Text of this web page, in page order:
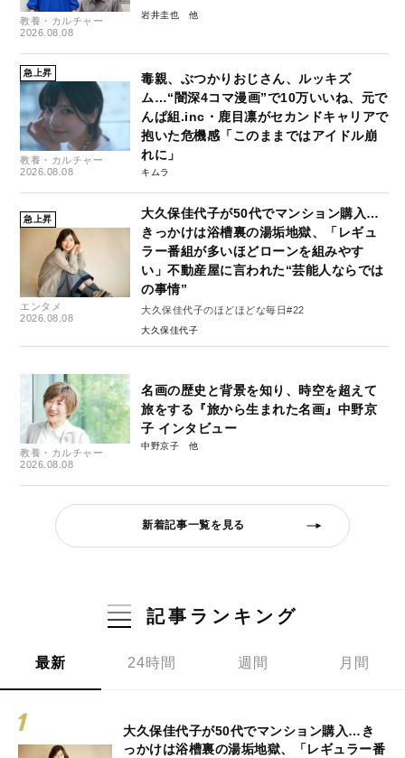
教養・カルチャー
2026.08.08
岩井圭也
急上昇
教養・カルチャー
2026.08.08
毒親、ぶつかりおじさん、ルッキズ
ム…“闇深4コマ漫画”で10万いいね、元で
んぱ組.inc・鹿目凛がセカンドキャリアで
抱いた危機感「このままではアイドル崩
れに」
キムラ
急上昇
エンタメ
2026.08.08
大久保佳代子が50代でマンション購入…
きっかけは浴槽裏の湯垢地獄、「レギュ
ラー番組が多いほどローンを組みやす
い」不動産屋に言われた“芸能人ならでは
の事情”
大久保佳代子のほどほどな毎日#22
大久保佳代子
教養・カルチャー
2026.08.08
名画の歴史と背景を知り、時空を超えて
旅をする『旅から生まれた名画』中野京
子 インタビュー
中野京子
新着記事一覧を見る
記事ランキング
最新 24時間 週間 月間
大久保佳代子が50代でマンション購入…き
っかけは浴槽裏の湯垢地獄、「レギュラー番